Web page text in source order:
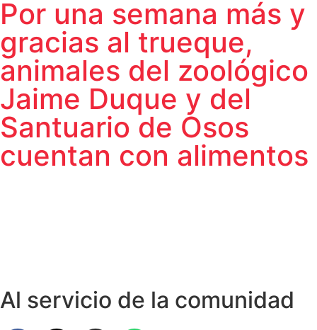
Por una semana más y
gracias al trueque,
animales del zoológico
Jaime Duque y del
Santuario de Osos
cuentan con alimentos
Al servicio de la comunidad